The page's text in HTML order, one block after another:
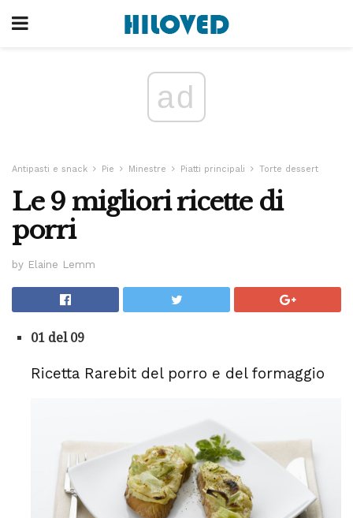
ad
Antipasti e snack Pie Minestre Piatti principali Torte dessert
Le 9 migliori ricette di
porri
by Elaine Lemm
01 del 09
Ricetta Rarebit del porro e del formaggio